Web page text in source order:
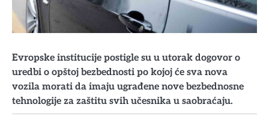
Evropske institucije postigle su u utorak dogovor o
uredbi o opštoj bezbednosti po kojoj će sva nova
vozila morati da imaju ugrađene nove bezbednosne
tehnologije za zaštitu svih učesnika u saobraćaju.